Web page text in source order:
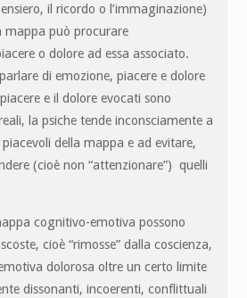
il ricordo o l’immaginazione)
mappa può procurare
o dolore ad essa associato.
di emozione, piacere e dolore
e il dolore evocati sono
la psiche tende inconsciamente a
della mappa e ad evitare,
(cioè non “attenzionare”) quelli
cognitivo-emotiva possono
cioè “rimosse” dalla coscienza,
dolorosa oltre un certo limite
dissonanti, incoerenti, conflittuali